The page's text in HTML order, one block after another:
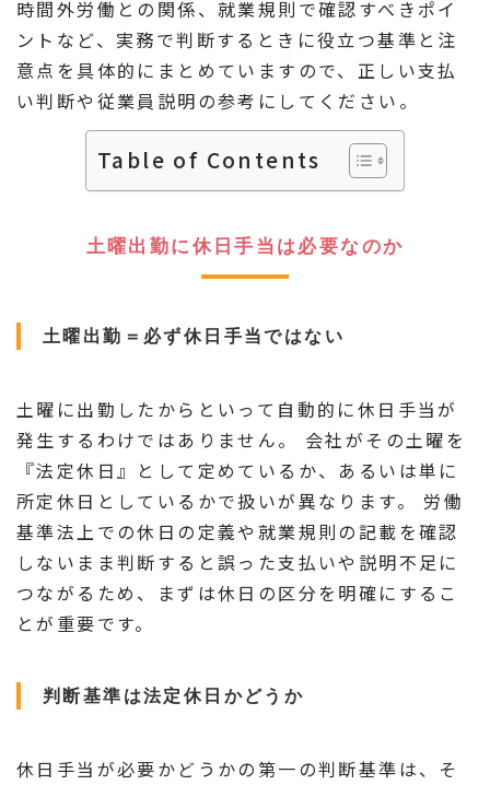
時間外労働との関係、就業規則で確認すべきポイ
ントなど、実務で判断するときに役立つ基準と注
意点を具体的にまとめていますので、正しい支払
い判断や従業員説明の参考にしてください。
Table of Contents
土曜出勤に休日手当は必要なのか
土曜出勤＝必ず休日手当ではない
土曜に出勤したからといって自動的に休日手当が
発生するわけではありません。 会社がその土曜を
『法定休日』として定めているか、あるいは単に
所定休日としているかで扱いが異なります。 労働
基準法上での休日の定義や就業規則の記載を確認
しないまま判断すると誤った支払いや説明不足に
つながるため、まずは休日の区分を明確にするこ
とが重要です。
判断基準は法定休日かどうか
休日手当が必要かどうかの第一の判断基準は、そ